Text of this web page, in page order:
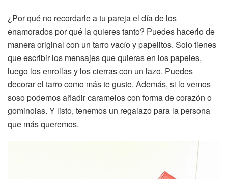
¿Por qué no recordarle a tu pareja el día de los
enamorados por qué la quieres tanto? Puedes hacerlo de
manera original con un tarro vacío y papelitos. Solo tienes
que escribir los mensajes que quieras en los papeles,
luego los enrollas y los cierras con un lazo. Puedes
decorar el tarro como más te guste. Además, si lo vemos
soso podemos añadir caramelos con forma de corazón o
gominolas. Y listo, tenemos un regalazo para la persona
que más queremos.